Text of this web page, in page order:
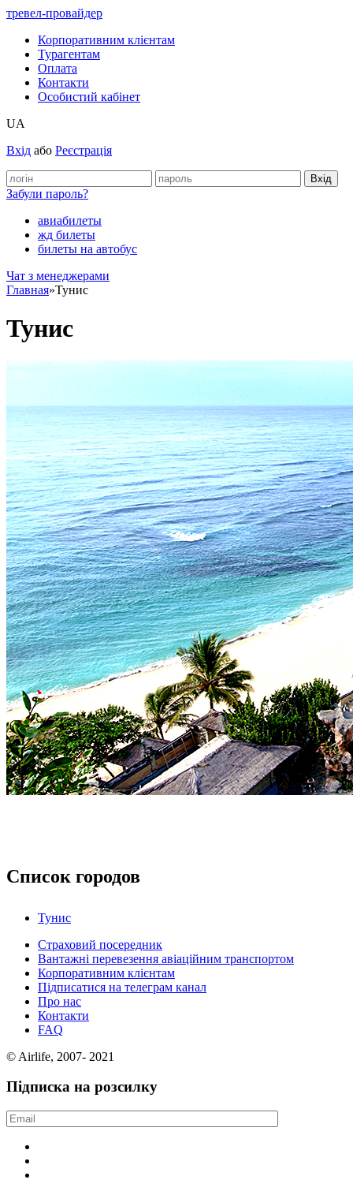
тревел-провайдер
Корпоративним клієнтам
Турагентам
Оплата
Контакти
Особистий кабінет
UA
Вхід або Реєстрація
Забули пароль?
авиабилеты
жд билеты
билеты на автобус
Чат з менеджерами
Главная»Тунис
Тунис
Список городов
Тунис
Страховий посередник
Вантажні перевезення авіаційним транспортом
Корпоративним клієнтам
Підписатися на телеграм канал
Про нас
Контакти
FAQ
© Airlife, 2007- 2021
Підписка на розсилку